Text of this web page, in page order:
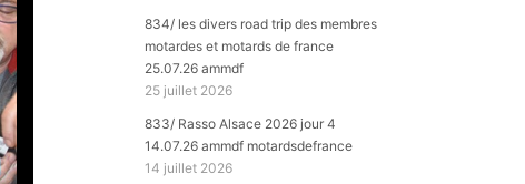
834/ les divers road trip des membres
motardes et motards de france
25.07.26 ammdf
25 juillet 2026
833/ Rasso Alsace 2026 jour 4
14.07.26 ammdf motardsdefrance
14 juillet 2026